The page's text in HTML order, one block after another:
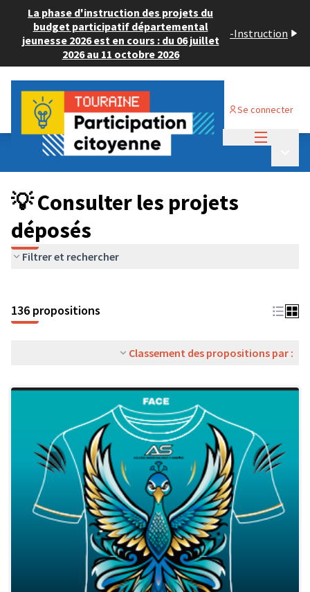
La phase d'instruction des projets du
budget participatif départemental
jeunesse 2026 est en cours : du 06 juillet
2026 au 11 octobre 2026
-Instruction
Se connecter
Budget Participatif JEUNESSE 2024
💡 Consulter les projets déposés
💡 Consulter les projets
déposés
Filtrer et rechercher
136 propositions
Classement des propositions par :